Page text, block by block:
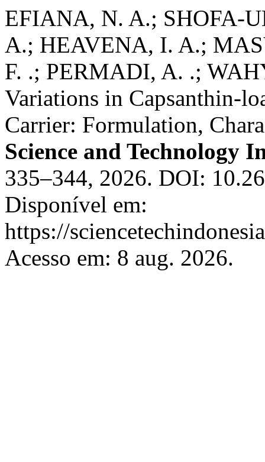
EFIANA, N. A.; SHOFA-
A.; HEAVENA, I. A.;
F. .; PERMADI, A. .;
Variations in Capsanthin-
Carrier: Formulation,
Science and Technology
335–344, 2026. DOI:
Disponível em:
https://
Acesso em: 8 aug. 2026.